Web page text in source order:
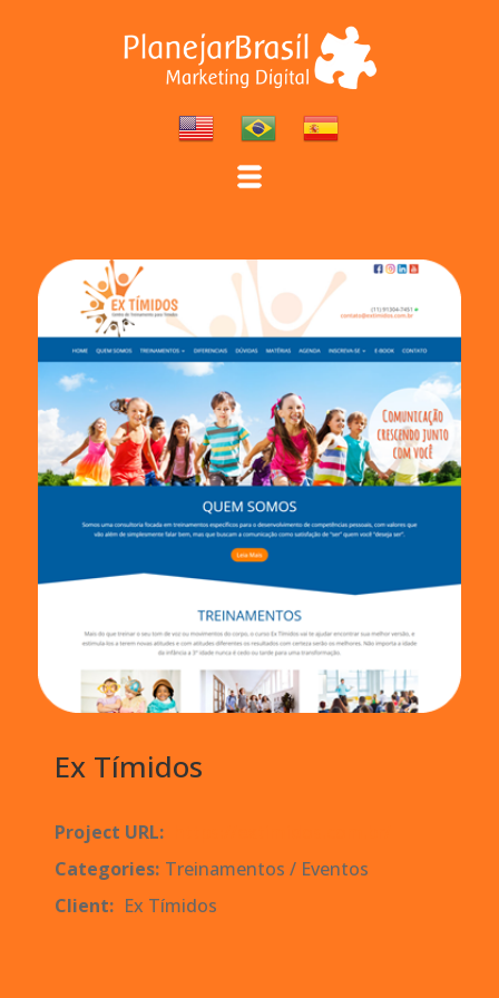
Ex Tímidos
Project URL:
Categories: Treinamentos / Eventos
Client: Ex Tímidos